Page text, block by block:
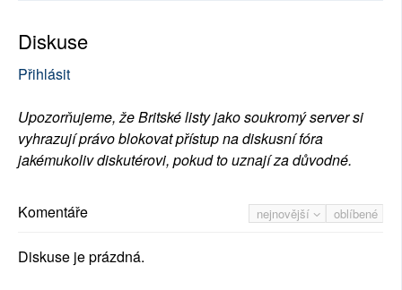
Diskuse
Přihlásit
Upozorňujeme, že Britské listy jako soukromý server si
vyhrazují právo blokovat přístup na diskusní fóra
jakémukoliv diskutérovi, pokud to uznají za důvodné.
nejnovější oblíbené
Komentáře
Diskuse je prázdná.